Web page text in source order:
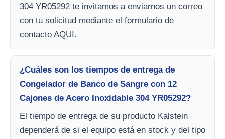
304 YR05292 te invitamos a enviarnos un correo
con tu solicitud mediante el formulario de
contacto AQUI.
¿Cuáles son los tiempos de entrega de
Congelador de Banco de Sangre con 12
Cajones de Acero Inoxidable 304 YR05292?
El tiempo de entrega de su producto Kalstein
dependerá de si el equipo está en stock y del tipo